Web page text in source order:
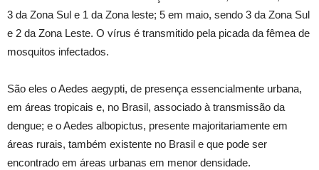
3 da Zona Sul e 1 da Zona leste; 5 em maio, sendo 3 da Zona Sul
e 2 da Zona Leste. O vírus é transmitido pela picada da fêmea de
mosquitos infectados.
São eles o Aedes aegypti, de presença essencialmente urbana,
em áreas tropicais e, no Brasil, associado à transmissão da
dengue; e o Aedes albopictus, presente majoritariamente em
áreas rurais, também existente no Brasil e que pode ser
encontrado em áreas urbanas em menor densidade.